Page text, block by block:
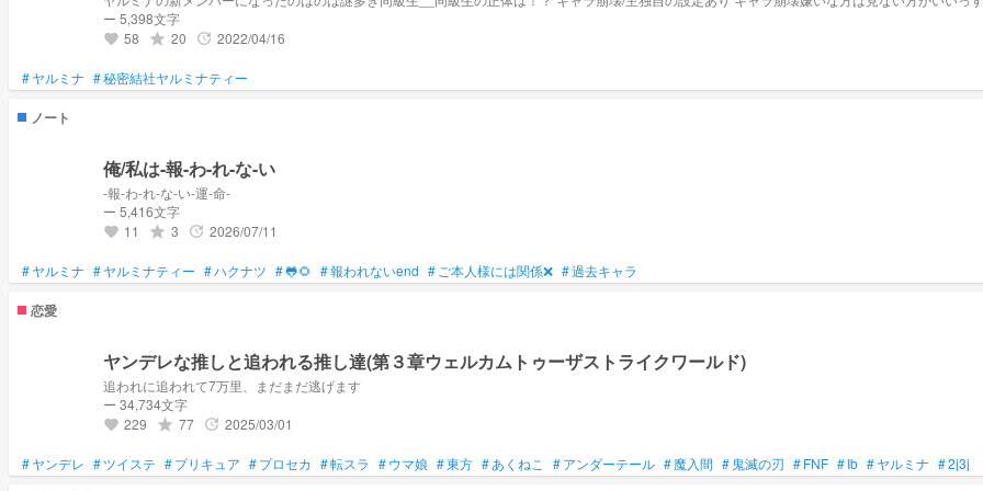
ー 5,398文字
favorite 58 grade 20 update 2022/04/16
#ヤルミナ #秘密結社ヤルミナティー
ノート
俺/私は-報-わ-れ-な-い
-報-わ-れ-な-い-運-命-
ー 5,416文字
favorite 11 grade 3 update 2026/07/11
#ヤルミナ #ヤルミナティー #ハクナツ #🐸🌻 #報われないend # ご本人様には関係❌ #過去キャラ
恋愛
ヤンデレな推しと追われる推し達(第３章ウェルカムトゥーザストライクワールド)
追われに追われて7万里、まだまだ逃げます
ー 34,734文字
favorite 229 grade 77 update 2025/03/01
#ヤンデレ #ツイステ #プリキュア #プロセカ #転スラ #ウマ娘 #東方 #あくねこ #アンダーテール #魔入間 # 鬼滅の刃 #FNF #Ib #ヤルミナ #2j3j